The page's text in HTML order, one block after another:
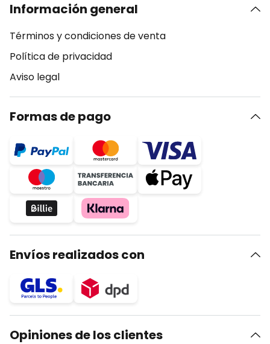
Información general
Términos y condiciones de venta
Política de privacidad
Aviso legal
Formas de pago
Envíos realizados con
Opiniones de los clientes